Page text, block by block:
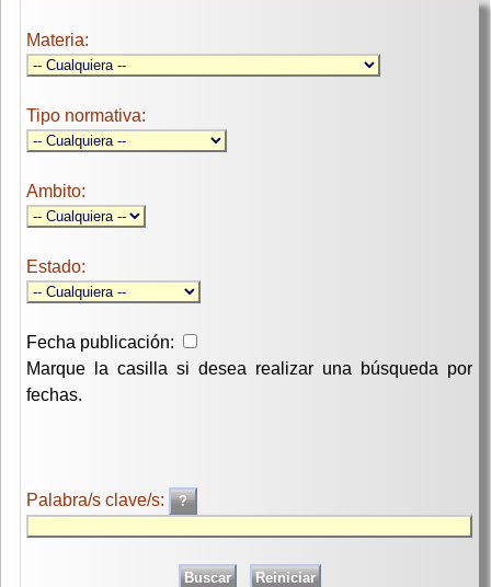
Materia:
Tipo normativa:
Ambito:
Estado:
Fecha publicación:
Marque la casilla si desea realizar una búsqueda por
fechas.
Palabra/s clave/s: